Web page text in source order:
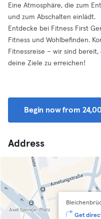
Eine Atmosphäre, die zum
und zum Abschalten einlädt.
Entdecke bei Fitness First
Fitness und Wohlbefinden.
Fitnessreise – wir sind
deine Ziele zu erreichen!
Begin now from
Address
Get